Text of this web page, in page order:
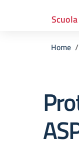
Scuola
Home